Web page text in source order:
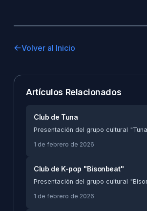
Volver al Inicio
Artículos Relacionados
Club de Tuna
Presentación del grupo cultural
1 de febrero de 2026
Club de K-pop "Bisonbeat"
Presentación del grupo cultural
1 de febrero de 2026